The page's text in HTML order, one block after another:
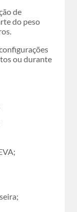
de
do peso
ou durante